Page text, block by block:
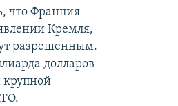
что Франция
Кремля,
разрешенным.
долларов
крупной